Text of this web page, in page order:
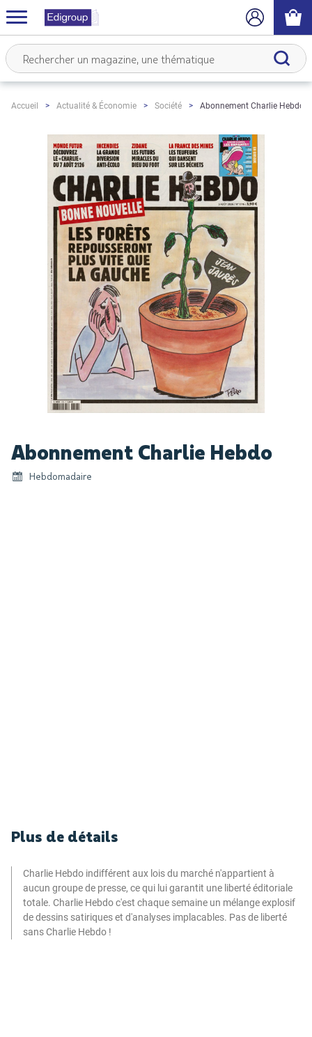
Accueil Actualité & Économie Société Abonnement Charlie Hebdo
to
beginning
Abonnement Charlie Hebdo
Hebdomadaire
Plus de détails
Charlie Hebdo indifférent aux lois du marché n'appartient à
aucun groupe de presse, ce qui lui garantit une liberté éditoriale
totale. Charlie Hebdo c'est chaque semaine un mélange explosif
de dessins satiriques et d'analyses implacables. Pas de liberté
sans Charlie Hebdo !